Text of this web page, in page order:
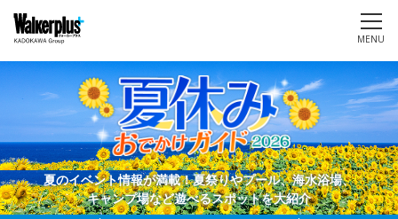
MENU
夏のイベント情報が満載！夏祭りやプール、海水浴場、
キャンプ場など遊べるスポットを大紹介